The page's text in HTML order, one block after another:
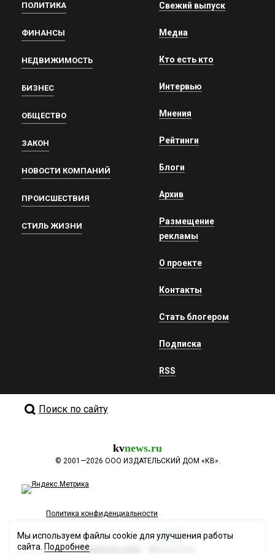
ПОЛИТИКА
ФИНАНСЫ
НЕДВИЖИМОСТЬ
БИЗНЕС
ОБЩЕСТВО
ЗАКОН
НОВОСТИ КОМПАНИЙ
ПРОИСШЕСТВИЯ
СТИЛЬ ЖИЗНИ
Свежий выпуск
Медиа
Кто есть кто
Интервью
Мнения
Рейтинги
Блоги
Архив
Размещение
рекламы
О проекте
Контакты
Стать блогером
Подписка
RSS
Поиск по сайту
kvnews.ru
© 2001—2026 ООО ИЗДАТЕЛЬСКИЙ ДОМ «КВ».
Политика конфиденциальности
Разработка сайта
Мы используем файлы cookie для улучшения работы
сайта. Подробнее